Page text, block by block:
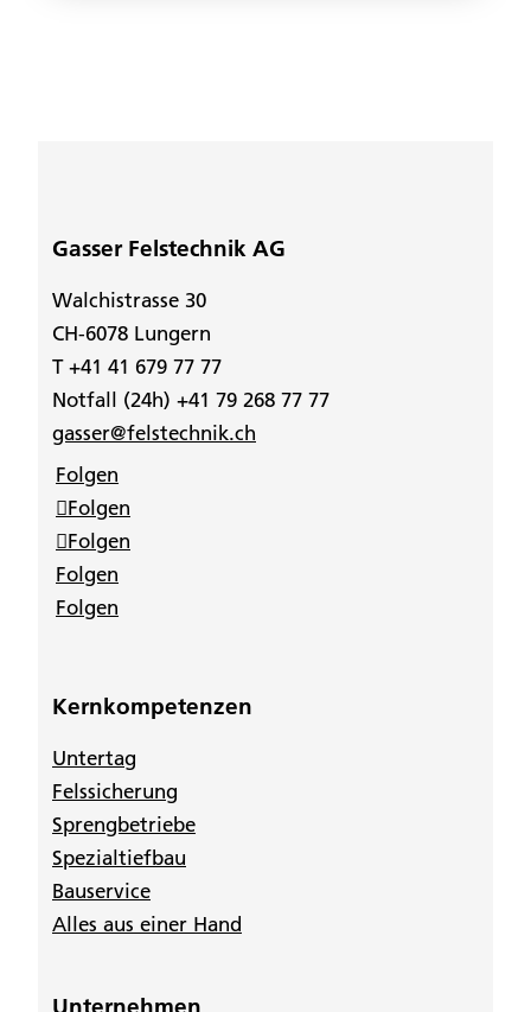
Gasser Felstechnik AG
Walchistrasse 30
CH-6078 Lungern
T +41 41 679 77 77
Notfall (24h) +41 79 268 77 77
gasser@felstechnik.ch
Folgen
Folgen
Folgen
Folgen
Folgen
Kernkompetenzen
Untertag
Felssicherung
Sprengbetriebe
Spezialtiefbau
Bauservice
Alles aus einer Hand